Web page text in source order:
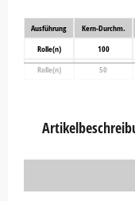
Ausführung
Kern-Durchm.
Rolle(n)
100
Rolle(n)
50